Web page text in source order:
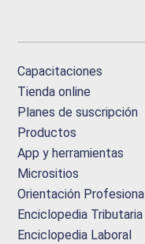
Capacitaciones
Tienda online
Planes de suscripción
Productos
App y herramientas
Micrositios
Orientación Profesional
Enciclopedia Tributaria
Enciclopedia Laboral